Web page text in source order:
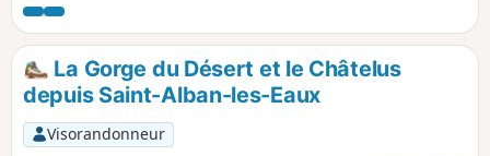
du Désert. Il permet d'accéder à la cascade
sans grande difficulté puis de rejoindre le
village en passant par le Châtelus.
La Gorge du Désert et le Châtelus
depuis Saint-Alban-les-Eaux
Visorandonneur